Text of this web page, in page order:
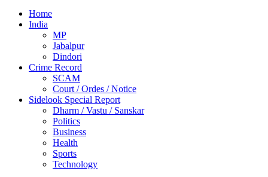
Home
India
MP
Jabalpur
Dindori
Crime Record
SCAM
Court / Ordes / Notice
Sidelook Special Report
Dharm / Vastu / Sanskar
Politics
Business
Health
Sports
Technology